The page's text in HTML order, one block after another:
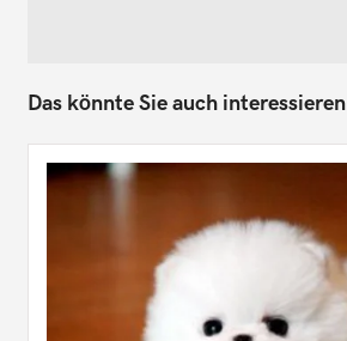
Das könnte Sie auch interessieren